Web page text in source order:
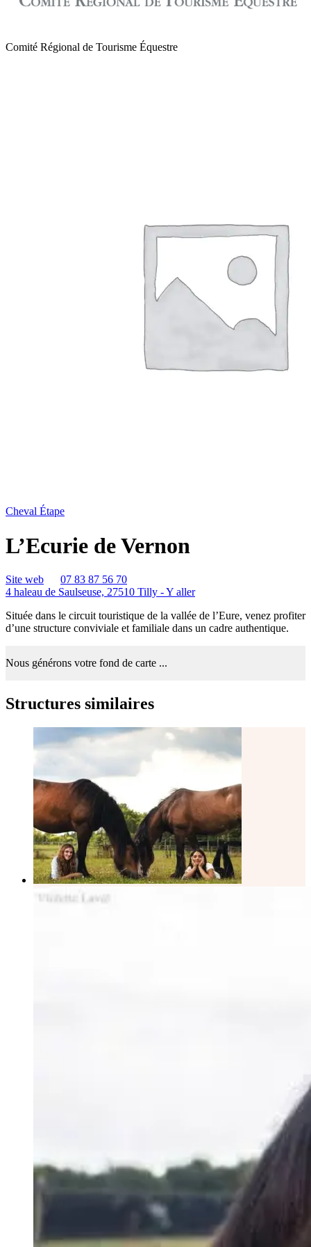
Comité Régional de Tourisme Équestre
Cheval Étape
L’Ecurie de Vernon
Site web
07 83 87 56 70
4 haleau de Saulseuse, 27510 Tilly -Y aller
Située dans le circuit touristique de la vallée de l’Eure, venez profiter
d’une structure conviviale et familiale dans un cadre authentique.
Nous générons votre fond de carte ...
Structures similaires